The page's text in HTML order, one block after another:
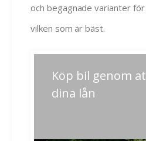
och begagnade varianter
vilken som är bäst.
Köp bil genom
dina lån